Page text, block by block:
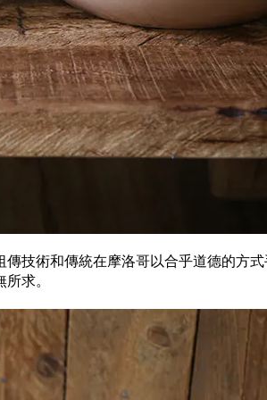
技術和傳統在摩洛哥以合乎道德的方
求。